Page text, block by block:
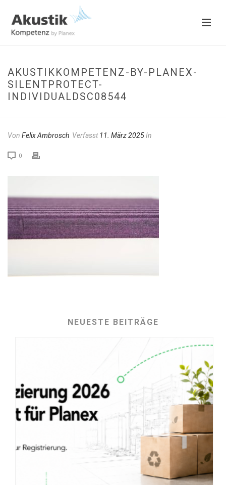
AKUSTIKKOMPETENZ-BY-PLANEX-
SILENTPROTECT-
INDIVIDUALDSC08544
Von Felix Ambrosch Verfasst11. März 2025In
0
NEUESTE BEITRÄGE